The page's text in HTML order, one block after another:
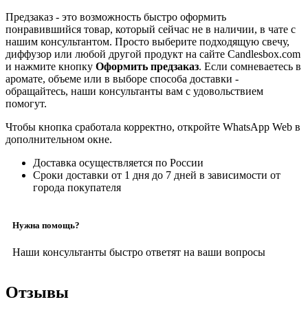
Предзаказ - это возможность быстро оформить
понравившийся товар, который сейчас не в наличии, в чате с
нашим консультантом. Просто выберите подходящую свечу,
диффузор или любой другой продукт на сайте Candlesbox.com
и нажмите кнопку Оформить предзаказ. Если сомневаетесь в
аромате, объеме или в выборе способа доставки -
обращайтесь, наши консультанты вам с удовольствием
помогут.
Чтобы кнопка сработала корректно, откройте WhatsApp Web в
дополнительном окне.
Доставка осуществляется по России
Сроки доставки от 1 дня до 7 дней в зависимости от
города покупателя
Нужна помощь?
Наши консультанты быстро ответят на ваши вопросы
Отзывы